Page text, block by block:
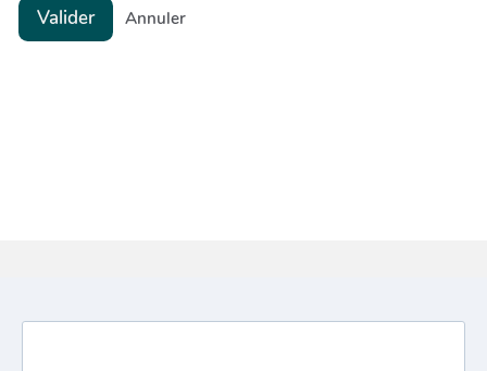
Valider Annuler